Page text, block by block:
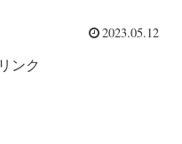
2023.05.12
ンク